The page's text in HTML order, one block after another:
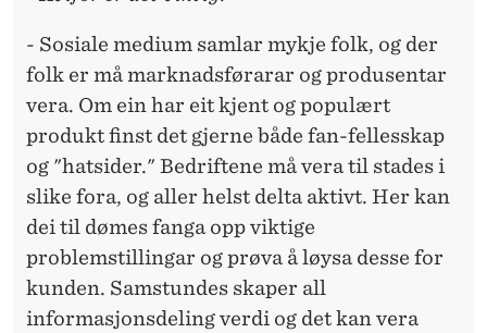
- Sosiale medium samlar mykje folk, og der
folk er må marknadsførarar og produsentar
vera. Om ein har eit kjent og populært
produkt finst det gjerne både fan-fellesskap
og "hatsider." Bedriftene må vera til stades i
slike fora, og aller helst delta aktivt. Her kan
dei til dømes fanga opp viktige
problemstillingar og prøva å løysa desse for
kunden. Samstundes skaper all
informasjonsdeling verdi og det kan vera